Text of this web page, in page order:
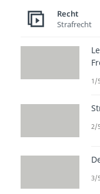
Recht
Strafrecht
1/
2/
3/